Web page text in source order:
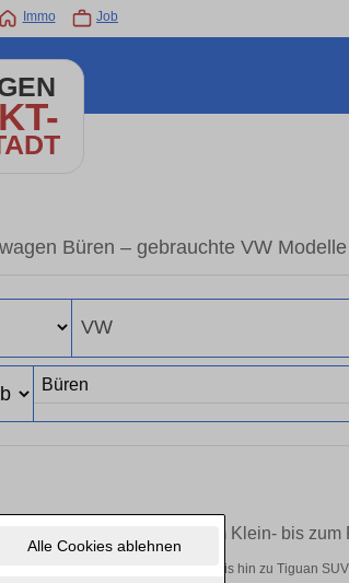
Alle Cookies ablehnen
Immo Job
Büren – gebrauchte VW
Volkswagen – vom Klein- bis zum
Kleinwagen wie dem VW Polo bis hin zu Tiguan